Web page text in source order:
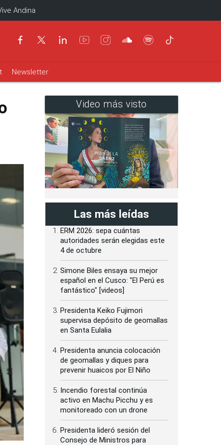
Andina
Newsletter
Video más visto
Las más leídas
ERM 2026: sepa cuántas
autoridades serán elegidas este
4 de octubre
Simone Biles ensaya su mejor
español en el Cusco: "El Perú es
fantástico" [videos]
Presidenta Keiko Fujimori
supervisa depósito de geomallas
en Santa Eulalia
Presidenta anuncia colocación
de geomallas y diques para
prevenir huaicos por El Niño
Incendio forestal continúa
activo en Machu Picchu y es
monitoreado con un drone
Presidenta lideró sesión del
Consejo de Ministros para